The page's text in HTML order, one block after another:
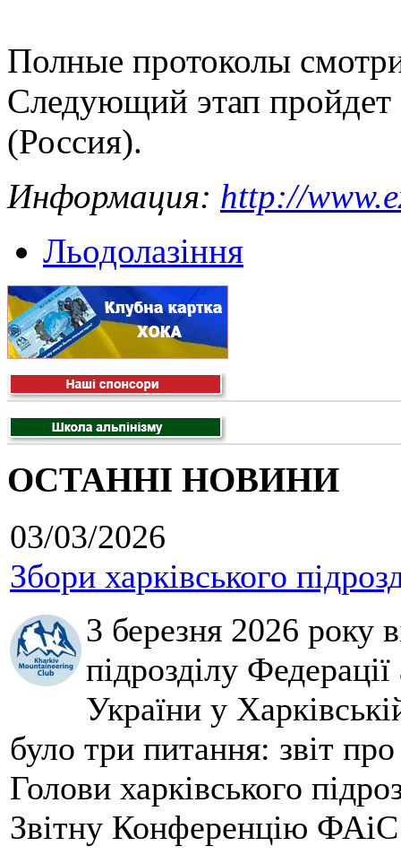
Полные протоколы
Следующий этап пройдет
(Россия).
Информация: http://
Льодолазіння
ОСТАННІ НОВИНИ
03/03/2026
Збори харківського
3 березня 2026 року
підрозділу
України у
було три питання: звіт
Голови харківського
Звітну Конференцію